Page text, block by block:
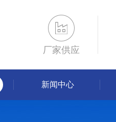
厂家供应
新闻中心